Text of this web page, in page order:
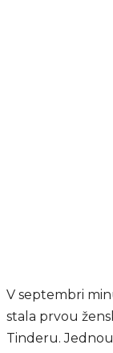
V septembri
stala prvou
Tinderu.